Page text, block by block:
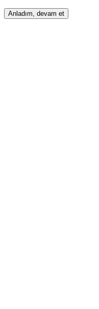
Anladım, devam et